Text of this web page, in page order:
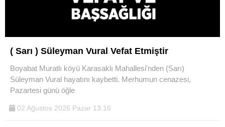
( Sarı ) Süleyman Vural Vefat Etmiştir
Boyabat Muratlı köyü Karasaklı Mahallesi'nden (Sarı)
Süleyman Vural hayatını kaybetti. Merhumun cenazesi,
Pazartesi günü öğle
02 Ağustos 2026 Pazar 13:16